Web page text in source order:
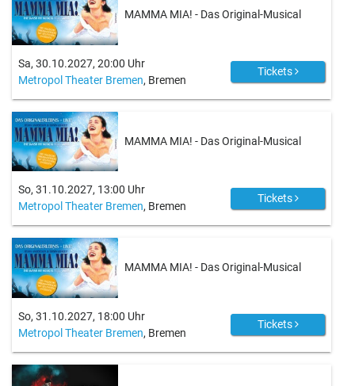
MAMMA MIA! - Das Original-Musical
Sa, 30.10.2027, 20:00 Uhr
Metropol Theater Bremen, Bremen
Tickets
MAMMA MIA! - Das Original-Musical
So, 31.10.2027, 13:00 Uhr
Metropol Theater Bremen, Bremen
Tickets
MAMMA MIA! - Das Original-Musical
So, 31.10.2027, 18:00 Uhr
Metropol Theater Bremen, Bremen
Tickets